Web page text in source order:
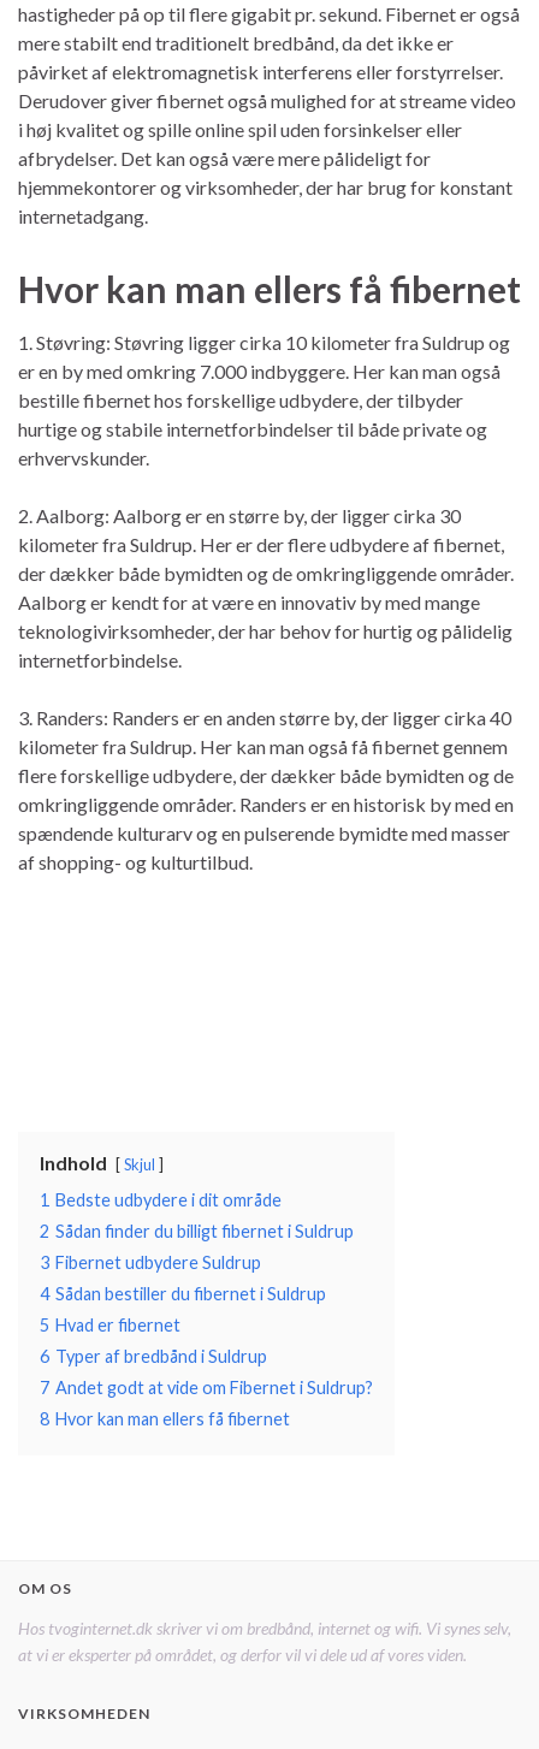
hastigheder på op til flere gigabit pr. sekund. Fibernet er også
mere stabilt end traditionelt bredbånd, da det ikke er
påvirket af elektromagnetisk interferens eller forstyrrelser.
Derudover giver fibernet også mulighed for at streame video
i høj kvalitet og spille online spil uden forsinkelser eller
afbrydelser. Det kan også være mere pålideligt for
hjemmekontorer og virksomheder, der har brug for konstant
internetadgang.
Hvor kan man ellers få fibernet
1. Støvring: Støvring ligger cirka 10 kilometer fra Suldrup og
er en by med omkring 7.000 indbyggere. Her kan man også
bestille fibernet hos forskellige udbydere, der tilbyder
hurtige og stabile internetforbindelser til både private og
erhvervskunder.
2. Aalborg: Aalborg er en større by, der ligger cirka 30
kilometer fra Suldrup. Her er der flere udbydere af fibernet,
der dækker både bymidten og de omkringliggende områder.
Aalborg er kendt for at være en innovativ by med mange
teknologivirksomheder, der har behov for hurtig og pålidelig
internetforbindelse.
3. Randers: Randers er en anden større by, der ligger cirka 40
kilometer fra Suldrup. Her kan man også få fibernet gennem
flere forskellige udbydere, der dækker både bymidten og de
omkringliggende områder. Randers er en historisk by med en
spændende kulturarv og en pulserende bymidte med masser
af shopping- og kulturtilbud.
Indhold Skjul
1 Bedste udbydere i dit område
2 Sådan finder du billigt fibernet i Suldrup
3 Fibernet udbydere Suldrup
4 Sådan bestiller du fibernet i Suldrup
5 Hvad er fibernet
6 Typer af bredbånd i Suldrup
7 Andet godt at vide om Fibernet i Suldrup?
8 Hvor kan man ellers få fibernet
OM OS
Hos tvoginternet.dk skriver vi om bredbånd, internet og wifi. Vi synes selv,
at vi er eksperter på området, og derfor vil vi dele ud af vores viden.
VIRKSOMHEDEN